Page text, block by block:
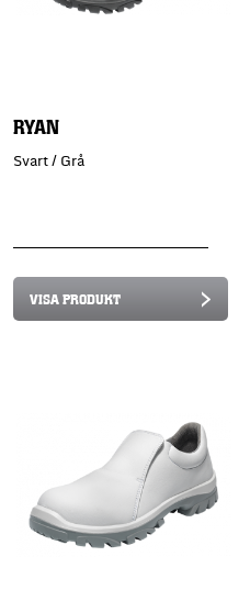
RYAN
Svart / Grå
VISA PRODUKT